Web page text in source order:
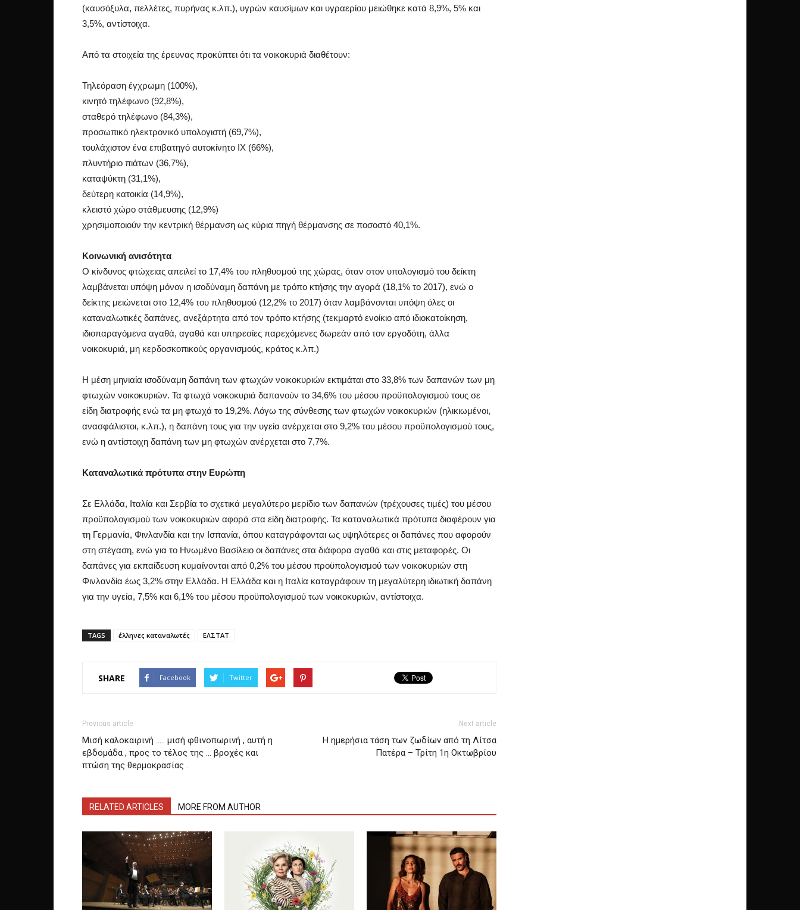
(καυσόξυλα, πελλέτες, πυρήνας κ.λπ.), υγρών καυσίμων και υγραερίου μειώθηκε κατά 8,9%, 5% και
3,5%, αντίστοιχα.
Από τα στοιχεία της έρευνας προκύπτει ότι τα νοικοκυριά διαθέτουν:
Τηλεόραση έγχρωμη (100%),
κινητό τηλέφωνο (92,8%),
σταθερό τηλέφωνο (84,3%),
προσωπικό ηλεκτρονικό υπολογιστή (69,7%),
τουλάχιστον ένα επιβατηγό αυτοκίνητο ΙΧ (66%),
πλυντήριο πιάτων (36,7%),
καταψύκτη (31,1%),
δεύτερη κατοικία (14,9%),
κλειστό χώρο στάθμευσης (12,9%)
χρησιμοποιούν την κεντρική θέρμανση ως κύρια πηγή θέρμανσης σε ποσοστό 40,1%.
Κοινωνική ανισότητα
O κίνδυνος φτώχειας απειλεί το 17,4% του πληθυσμού της χώρας, όταν στον υπολογισμό του δείκτη
λαμβάνεται υπόψη μόνον η ισοδύναμη δαπάνη με τρόπο κτήσης την αγορά (18,1% το 2017), ενώ ο
δείκτης μειώνεται στο 12,4% του πληθυσμού (12,2% το 2017) όταν λαμβάνονται υπόψη όλες οι
καταναλωτικές δαπάνες, ανεξάρτητα από τον τρόπο κτήσης (τεκμαρτό ενοίκιο από ιδιοκατοίκηση,
ιδιοπαραγόμενα αγαθά, αγαθά και υπηρεσίες παρεχόμενες δωρεάν από τον εργοδότη, άλλα
νοικοκυριά, μη κερδοσκοπικούς οργανισμούς, κράτος κ.λπ.)
Η μέση μηνιαία ισοδύναμη δαπάνη των φτωχών νοικοκυριών εκτιμάται στο 33,8% των δαπανών των μη
φτωχών νοικοκυριών. Τα φτωχά νοικοκυριά δαπανούν το 34,6% του μέσου προϋπολογισμού τους σε
είδη διατροφής ενώ τα μη φτωχά το 19,2%. Λόγω της σύνθεσης των φτωχών νοικοκυριών (ηλικιωμένοι,
ανασφάλιστοι, κ.λπ.), η δαπάνη τους για την υγεία ανέρχεται στο 9,2% του μέσου προϋπολογισμού τους,
ενώ η αντίστοιχη δαπάνη των μη φτωχών ανέρχεται στο 7,7%.
Καταναλωτικά πρότυπα στην Ευρώπη
Σε Ελλάδα, Ιταλία και Σερβία το σχετικά μεγαλύτερο μερίδιο των δαπανών (τρέχουσες τιμές) του μέσου
προϋπολογισμού των νοικοκυριών αφορά στα είδη διατροφής. Τα καταναλωτικά πρότυπα διαφέρουν για
τη Γερμανία, Φινλανδία και την Ισπανία, όπου καταγράφονται ως υψηλότερες οι δαπάνες που αφορούν
στη στέγαση, ενώ για το Ηνωμένο Βασίλειο οι δαπάνες στα διάφορα αγαθά και στις μεταφορές. Οι
δαπάνες για εκπαίδευση κυμαίνονται από 0,2% του μέσου προϋπολογισμού των νοικοκυριών στη
Φινλανδία έως 3,2% στην Ελλάδα. H Ελλάδα και η Ιταλία καταγράφουν τη μεγαλύτερη ιδιωτική δαπάνη
για την υγεία, 7,5% και 6,1% του μέσου προϋπολογισμού των νοικοκυριών, αντίστοιχα.
TAGS έλληνες καταναλωτές ΕΛΣΤΑΤ
SHARE Facebook Twitter
Previous article
Μισή καλοκαιρινή ….. μισή φθινοπωρινή , αυτή η
εβδομάδα , προς το τέλος της … βροχές και
πτώση της θερμοκρασίας .
Next article
H ημερήσια τάση των ζωδίων από τη Λίτσα
Πατέρα – Τρίτη 1η Οκτωβρίου
RELATED ARTICLES MORE FROM AUTHOR